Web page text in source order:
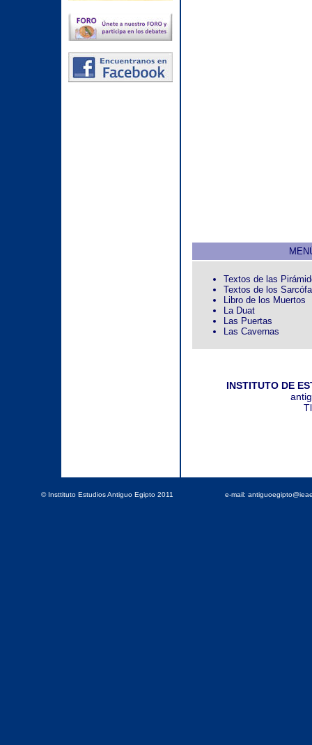
Textos de las
Textos de los
Libro de los Muertos
La Duat
Las Puertas
Las Cavernas
INSTITUTO DE
© Insttituto Estudios Antiguo Egipto 2011 e-mail: